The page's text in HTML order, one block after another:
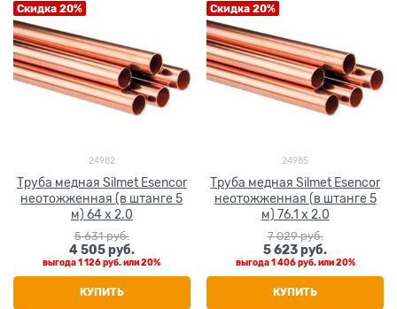
Скидка 20%
24982
Труба медная Silmet Esencor
неотожженная (в штанге 5
м) 64 x 2.0
5 631 руб.
4 505 руб.
выгода1 126 руб.или20%
КУПИТЬ
Скидка 20%
24985
Труба медная Silmet Esencor
неотожженная (в штанге 5
м) 76.1 x 2.0
7 029 руб.
5 623 руб.
выгода1 406 руб.или20%
КУПИТЬ